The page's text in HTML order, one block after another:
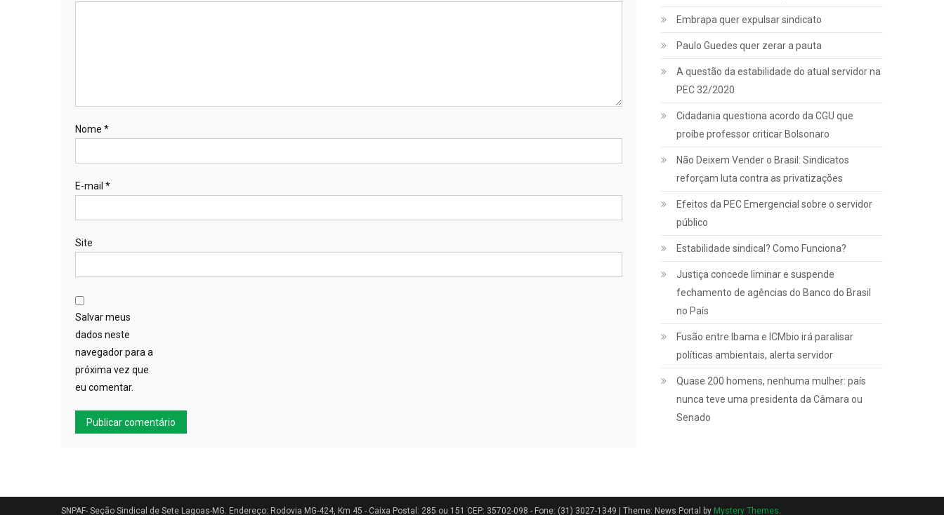
Nome *
E-mail *
Site
Salvar meus
dados neste
navegador para a
próxima vez que
eu comentar.
Embrapa quer expulsar sindicato
Paulo Guedes quer zerar a pauta
A questão da estabilidade do atual servidor na
PEC 32/2020
Cidadania questiona acordo da CGU que
proíbe professor criticar Bolsonaro
Não Deixem Vender o Brasil: Sindicatos
reforçam luta contra as privatizações
Efeitos da PEC Emergencial sobre o servidor
público
Estabilidade sindical? Como Funciona?
Justiça concede liminar e suspende
fechamento de agências do Banco do Brasil
no País
Fusão entre Ibama e ICMbio irá paralisar
políticas ambientais, alerta servidor
Quase 200 homens, nenhuma mulher: país
nunca teve uma presidenta da Câmara ou
Senado
Jurídico
Notícias
INSS:
confira
como vai
funcionar a
revisão da
vida toda,
aprovada
pelo STF
SNPAF- Seção Sindical de Sete Lagoas-MG. Endereço: Rodovia MG-424, Km 45 - Caixa Postal: 285 ou 151 CEP: 35702-098 - Fone: (31) 3027-1349 | Theme: News Portal by Mystery Themes